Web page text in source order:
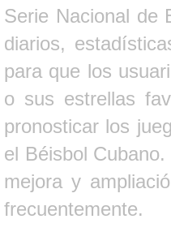
Serie Nacional de
diarios,
para que los
o sus estrellas
pronosticar los
el Béisbol
mejora y
frecuentemente.